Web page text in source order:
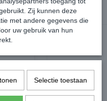
Zij kunnen deze
met andere gegevens die
uw gebruik van hun
Selectie toestaan